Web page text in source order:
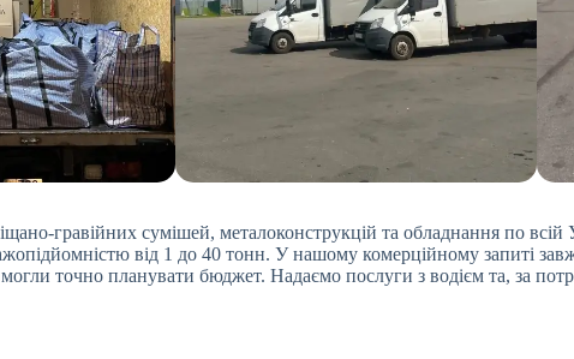
гравійних сумішей, металоконструкцій та обладнання по
від 1 до 40 тонн. У нашому комерційному запиті
точно планувати бюджет. Надаємо послуги з водієм та, за